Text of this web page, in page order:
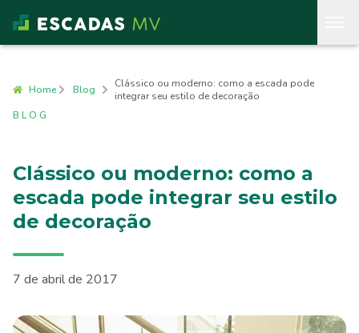
Home Blog
Clássico ou moderno: como a escada pode
integrar seu estilo de decoração
BLOG
Clássico ou moderno: como a
escada pode integrar seu estilo
de decoração
7 de abril de 2017